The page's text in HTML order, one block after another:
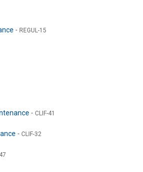
- REGUL-15
- CLIF-41
- CLIF-32